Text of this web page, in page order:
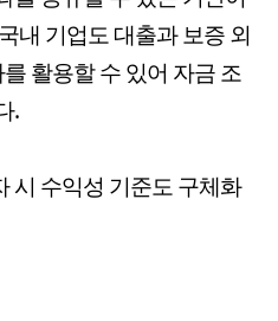
내 기업도 대출과 보증 외
활용할 수 있어 자금 조
.
시 수익성 기준도 구체화